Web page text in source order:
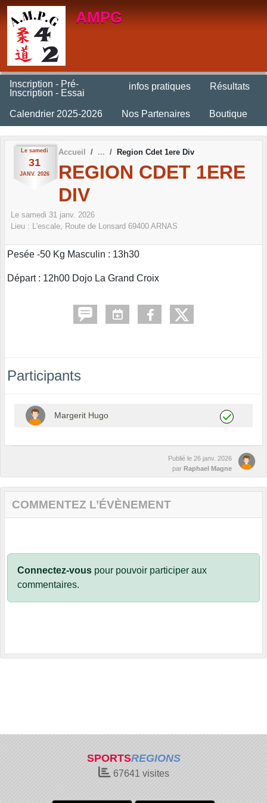
AMPG
Inscription - Pré-
Inscription - Essai
infos pratiques Résultats
Calendrier 2025-2026 Nos Partenaires Boutique
Le samedi
31
JANV. 2026
Accueil Region Cdet 1ere Div
REGION CDET 1ERE
DIV
Le samedi 31 janv. 2026
Lieu : L'escale, Route de Lonsard 69400 ARNAS
Pesée -50 Kg Masculin : 13h30
Départ : 12h00 Dojo La Grand Croix
Participants
Margerit Hugo
Publié le 26 janv. 2026
par Raphael Magne
COMMENTEZ L’ÉVÈNEMENT
Connectez-vous pour pouvoir participer aux
commentaires.
SPORTSREGIONS
67641 visites
Panneau de gestion des cookies